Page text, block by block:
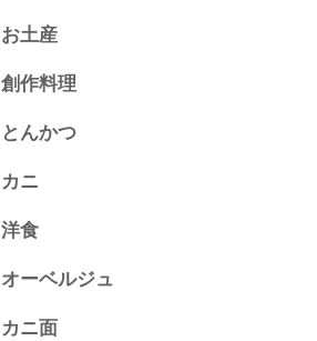
お土産
創作料理
とんかつ
カニ
洋食
オーベルジュ
カニ面